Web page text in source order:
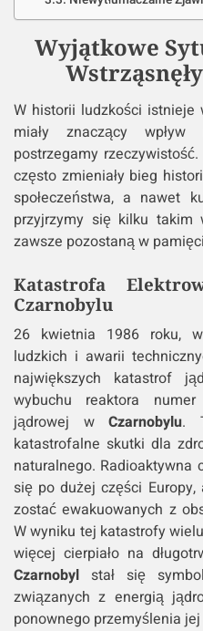
Wyjątkowe
W historii ludzkości istnieje
miały znaczący
postrzegamy
często zmieniały bieg
społeczeństwa, a nawet
przyjrzymy się kilku takim
zawsze pozostaną w
Katastrofa
Czarnobylu
26 kwietnia 1986 roku,
ludzkich i awarii
największych katastrof
wybuchu reaktora
jądrowej wCzarnobylu.
katastrofalne skutki dla
naturalnego. Radioaktywna
się po dużej części
zostać ewakuowanych z
W wyniku tej katastrofy
więcej cierpiało na
Czarnobyl stał się
związanych z energią
ponownego przemyślenia